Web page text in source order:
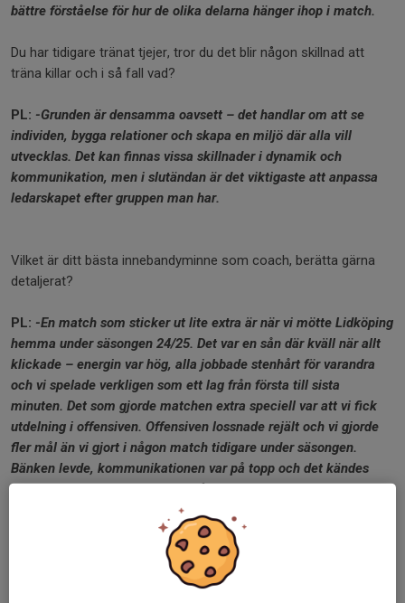
bättre förståelse för hur de olika delarna hänger ihop i match.
Du har tidigare tränat tjejer, tror du det blir någon skillnad att
träna killar och i så fall vad?
PL: -Grunden är densamma oavsett – det handlar om att se
individen, bygga relationer och skapa en miljö där alla vill
utvecklas. Det kan finnas vissa skillnader i dynamik och
kommunikation, men i slutändan är det viktigaste att anpassa
ledarskapet efter gruppen man har.
Vilket är ditt bästa innebandyminne som coach, berätta gärna
detaljerat?
PL: -En match som sticker ut lite extra är när vi mötte Lidköping
hemma under säsongen 24/25. Det var en sån där kväll när allt
klickade – energin var hög, alla jobbade stenhårt för varandra
och vi spelade verkligen som ett lag från första till sista
minuten. Det som gjorde matchen extra speciell var att vi fick
utdelning i offensiven. Offensiven lossnade rejält och vi gjorde
fler mål än vi gjort i någon match tidigare under säsongen.
Bänken levde, kommunikationen var på topp och det kändes
som att varje byte bidrog med något. Efter slutsignalen var det
en enorm glädje, inte bara för resultatet utan för prestationen
och känslan av att vi tog ett stort steg tillsammans som lag. Det
är precis den typen av upplevelser man jagar som coach.